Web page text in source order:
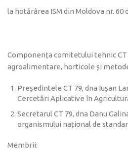
la hotărârea ISM din Moldova nr. 60
Componența comitetului tehnic CT
agroalimentare, horticole și
Președintele CT 79, dna Iușan
Cercetări Aplicative în
Secretarul CT 79, dna Danu
organismului național de
Membrii: